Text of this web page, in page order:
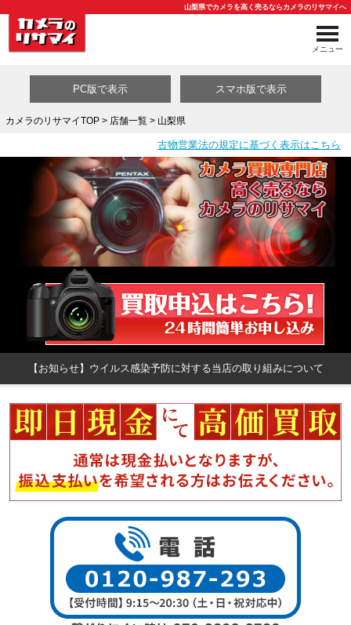
山梨県でカメラを高く売るならカメラのリサマイへ
メニュー
買取カテゴリ一覧
PC版で表示 スマホ版で表示
カメラのリサマイTOP> 店舗一覧> 山梨県
古物営業法の規定に基づく表示はこちら
【お知らせ】ウイルス感染予防に対する当店の取り組みについて